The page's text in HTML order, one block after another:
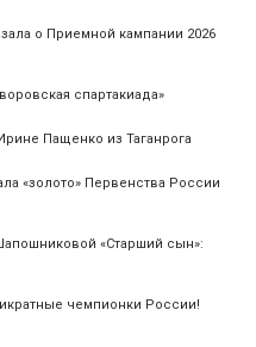
о Приемной кампании 2026
спартакиада»
Пащенко из Таганрога
«золото» Первенства России
«Старший сын»:
чемпионки России!